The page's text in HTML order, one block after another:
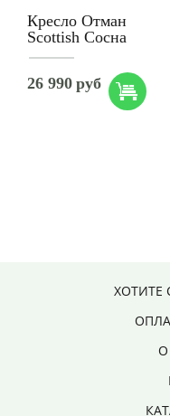
Кресло Отман
Scottish Сосна
26 990 руб
ХОТИТЕ